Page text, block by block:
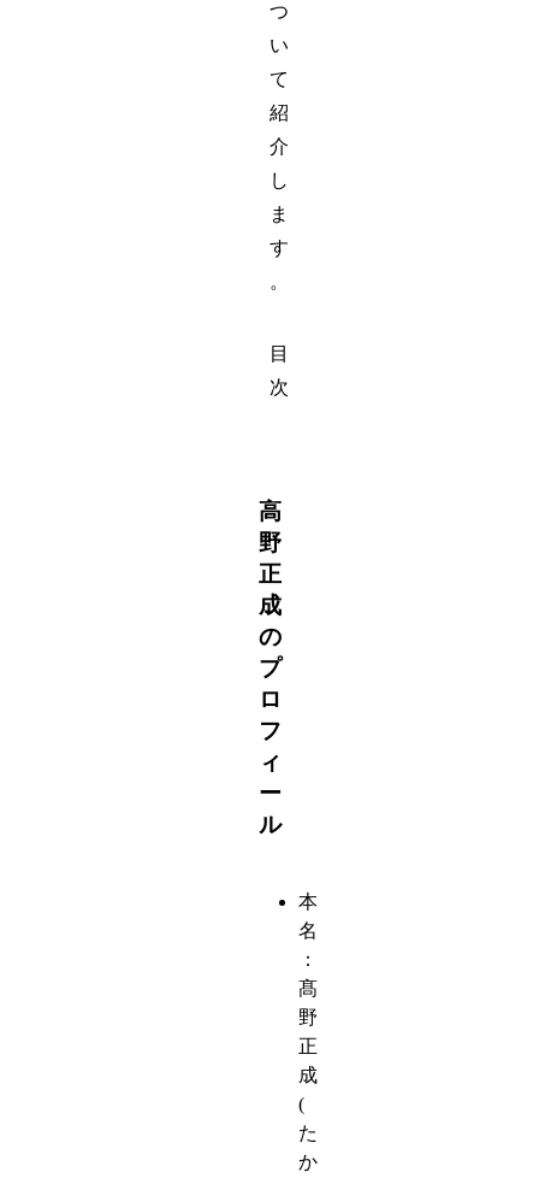
つ
い
て
紹
介
し
ま
す
。
目
次
高
野
正
成
の
プ
ロ
フ
ィ
ー
ル
本
名
：
髙
野
正
成
(
た
か